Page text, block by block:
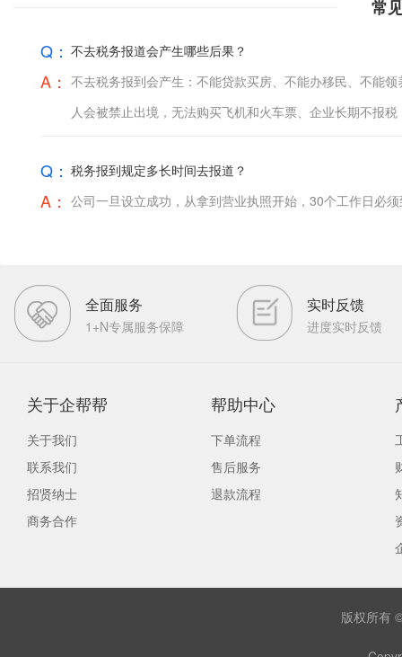
常
Q： 不去税务报道会产生哪些后果？
A： 不去税务报到会产生：不能贷款买房、不能办移民、不能
人会被禁止出境，无法购买飞机和火车票、企业长期不报
Q： 税务报到规定多长时间去报道？
A： 公司一旦设立成功，从拿到营业执照开始，30个工作日必
全面服务
1+N专属服务保障
实时反馈
进度实时反馈
关于企帮帮
关于我们
联系我们
招贤纳士
商务合作
帮助中心
下单流程
售后服务
退款流程
版权所有